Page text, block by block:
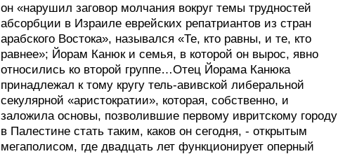
он «нарушил заговор молчания вокруг темы трудностей
абсорбции в Израиле еврейских репатриантов из стран
арабского Востока», назывался «Те, кто равны, и те, кто
равнее»; Йорам Канюк и семья, в которой он вырос, явно
относились ко второй группе…Отец Йорама Канюка
принадлежал к тому кругу тель-авивской либеральной
секулярной «аристократии», которая, собственно, и
заложила основы, позволившие первому ивритскому городу
в Палестине стать таким, каков он сегодня, - открытым
мегаполисом, где двадцать лет функционирует оперный